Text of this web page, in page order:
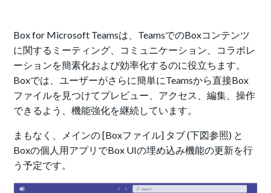
Box for Microsoft Teamsは、TeamsでのBoxコンテンツ
に関するミーティング、コミュニケーション、コラボレ
ーションを簡素化および効率化するのに役立ちます。
Boxでは、ユーザーがさらに簡単にTeamsから直接Box
ファイルを見つけてプレビュー、アクセス、編集、操作
できるよう、機能強化を継続しています。
まもなく、メインの [Boxファイル] タブ (下図参照) と
Boxの個人用アプリでBox UIの埋め込み機能の更新を行
う予定です。